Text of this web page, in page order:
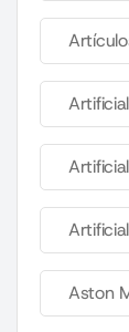
Artificial
Aston